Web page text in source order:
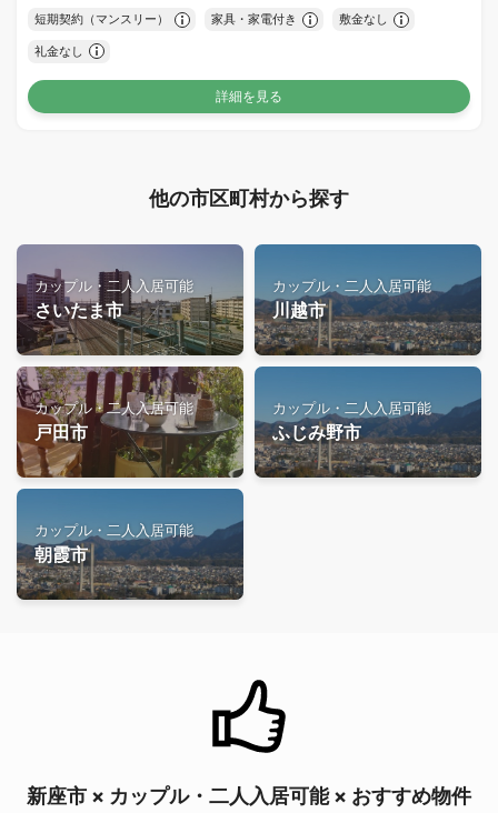
短期契約（マンスリー） 家具・家電付き 敷金なし
礼金なし
詳細を見る
他の市区町村から探す
カップル・二人入居可能
さいたま市
カップル・二人入居可能
川越市
カップル・二人入居可能
戸田市
カップル・二人入居可能
ふじみ野市
カップル・二人入居可能
朝霞市
新座市 × カップル・二人入居可能 × おすすめ物件